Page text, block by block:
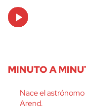
Audio
Player
MINUTO A
Nace el
Arend.